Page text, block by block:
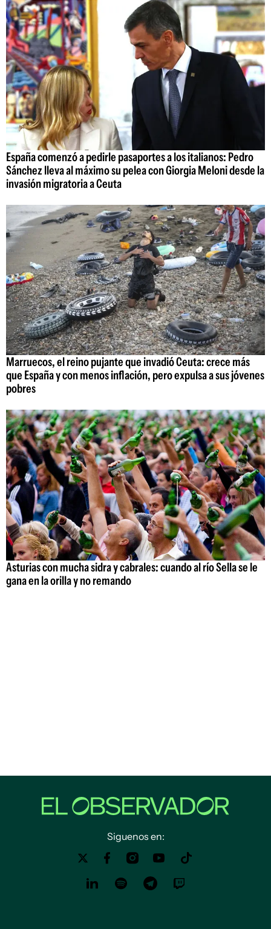
España comenzó a pedirle pasaportes a los italianos: Pedro
Sánchez lleva al máximo su pelea con Giorgia Meloni desde la
invasión migratoria a Ceuta
Marruecos, el reino pujante que invadió Ceuta: crece más
que España y con menos inflación, pero expulsa a sus jóvenes
pobres
Asturias con mucha sidra y cabrales: cuando al río Sella se le
gana en la orilla y no remando
Siguenos en: